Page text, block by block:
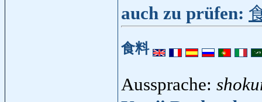
auch zu prüfen:
食料
Aussprache: